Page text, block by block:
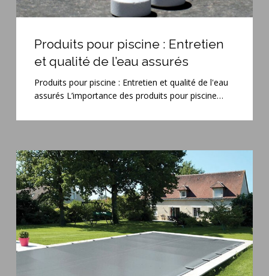
pour
piscine
Entretien
de
assurés
Produits pour piscine : Entretien
et qualité de l’eau assurés
Produits pour piscine : Entretien et qualité de l'eau
assurés L’importance des produits pour piscine…
Système
de
sécurité
piscine
Protégez
votre
bassin